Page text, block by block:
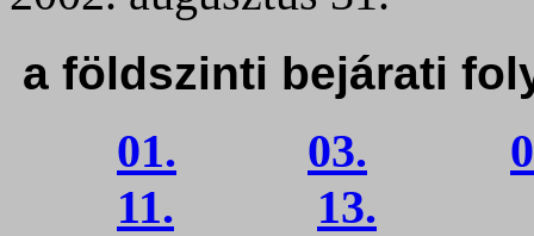
a földszinti bejárati
01. 03.
11.
13.